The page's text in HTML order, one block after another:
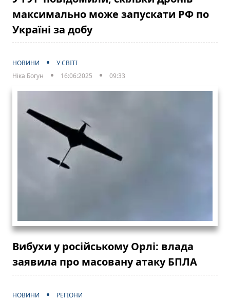
максимально може запускати РФ по
Україні за добу
НОВИНИ
У СВІТІ
Ніка Богун
16:06:2025 09:33
Вибухи у російському Орлі: влада
заявила про масовану атаку БПЛА
НОВИНИ
РЕГІОНИ